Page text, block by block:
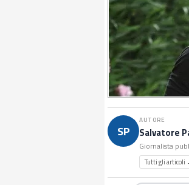
SP
AUTORE
Salvatore
Giornalista
Tutti gli articoli